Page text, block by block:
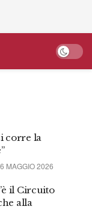
corre la
MAGGIO 2026
il Circuito
alla